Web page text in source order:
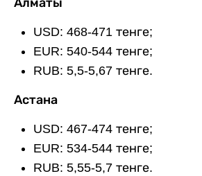
Алматы
USD: 468-471 тенге;
EUR: 540-544 тенге;
RUB: 5,5-5,67 тенге.
Астана
USD: 467-474 тенге;
EUR: 534-544 тенге;
RUB: 5,55-5,7 тенге.